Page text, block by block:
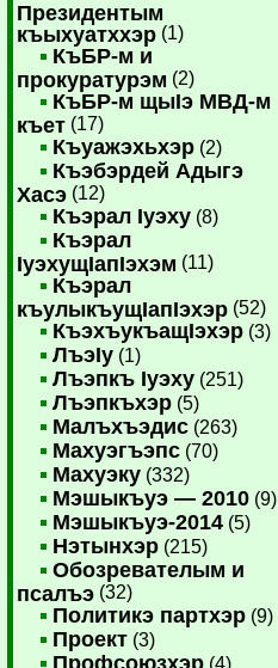
Президентым
къыхуатххэр (1)
КъБР-м и
прокуратурэм (2)
КъБР-м щыIэ МВД-м
къет (17)
Къуажэхьхэр (2)
Къэбэрдей Адыгэ
Хасэ (12)
Къэрал Iуэху (8)
Къэрал
IуэхущIапIэхэм (11)
Къэрал
къулыкъущIапIэхэр (52)
КъэхъукъащIэхэр (3)
ЛъэIу (1)
Лъэпкъ Iуэху (251)
Лъэпкъхэр (5)
Малъхъэдис (263)
Махуэгъэпс (70)
Махуэку (332)
Мэшыкъуэ — 2010 (9)
Мэшыкъуэ-2014 (5)
Нэтынхэр (215)
Обозревателым и
псалъэ (32)
Политикэ партхэр (9)
Проект (3)
Профсоюзхэр (4)